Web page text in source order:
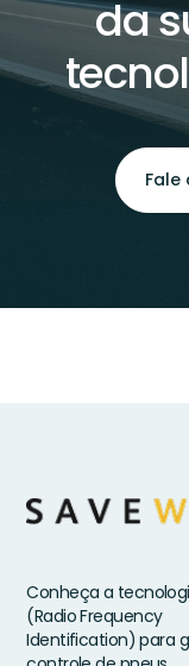
da
Fale
Conheça a
(Radio Frequency
Identification) para